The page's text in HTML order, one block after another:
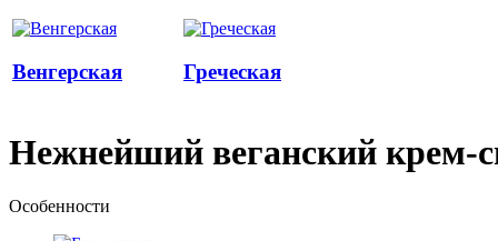
Венгерская Греческая
Нежнейший веганский крем-
Особенности